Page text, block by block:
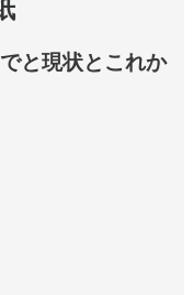
と現状とこれか